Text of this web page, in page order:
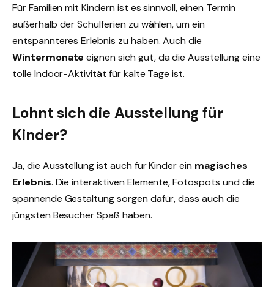
Für Familien mit Kindern ist es sinnvoll, einen Termin
außerhalb der Schulferien zu wählen, um ein
entspannteres Erlebnis zu haben. Auch die
Wintermonate eignen sich gut, da die Ausstellung eine
tolle Indoor-Aktivität für kalte Tage ist.
Lohnt sich die Ausstellung für
Kinder?
Ja, die Ausstellung ist auch für Kinder ein magisches
Erlebnis. Die interaktiven Elemente, Fotospots und die
spannende Gestaltung sorgen dafür, dass auch die
jüngsten Besucher Spaß haben.